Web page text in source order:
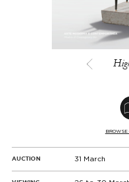
BROWSE
AUCTION 31 March